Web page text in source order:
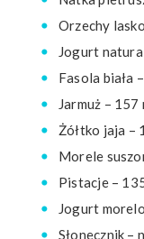
Orzechy
Jogurt
Fasola biała
Jarmuż – 157
Żółtko jaja –
Morele
Pistacje –
Jogurt
Słonecznik –